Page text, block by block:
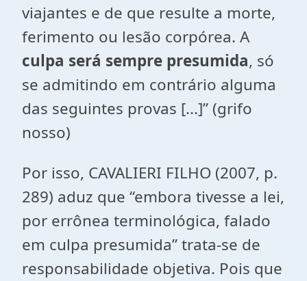
viajantes e de que resulte a morte,
ferimento ou lesão corpórea. A
culpa será sempre presumida, só
se admitindo em contrário alguma
das seguintes provas [...]” (grifo
nosso)
Por isso, CAVALIERI FILHO (2007, p.
289) aduz que “embora tivesse a lei,
por errônea terminológica, falado
em culpa presumida” trata-se de
responsabilidade objetiva. Pois que